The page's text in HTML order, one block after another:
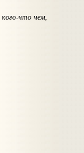
кого-что чем,